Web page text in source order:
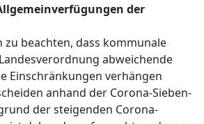
der
zu beachten, dass kommunale
abweichende
Einschränkungen verhängen
anhand der Corona-Sieben-
der steigenden Corona-